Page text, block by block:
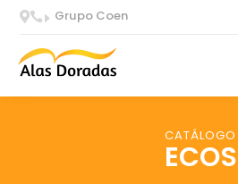
E Grupo Coen
CATÁLOGO
ECOS